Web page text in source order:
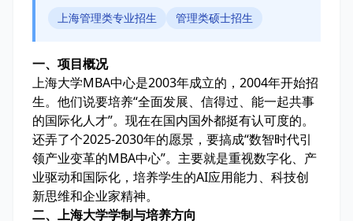
上海管理类专业招生 管理类硕士招生
一、项目概况
上海大学MBA中心是2003年成立的，2004年开始招
生。他们说要培养“全面发展、信得过、能一起共事
的国际化人才”。现在在国内国外都挺有认可度的。
还弄了个2025-2030年的愿景，要搞成“数智时代引
领产业变革的MBA中心”。主要就是重视数字化、产
业驱动和国际化，培养学生的AI应用能力、科技创
新思维和企业家精神。
二、上海大学学制与培养方向